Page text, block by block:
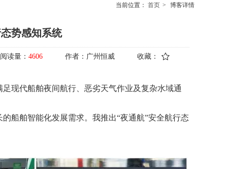
当前位置： 首页 > 博客详情
势感知系统
阅读量： 4606 作者： 广州恒威 收藏：
现代船舶夜间航行、恶劣天气作业及复杂水域通
的船舶智能化发展需求。 我推出“夜通航”安全航行态